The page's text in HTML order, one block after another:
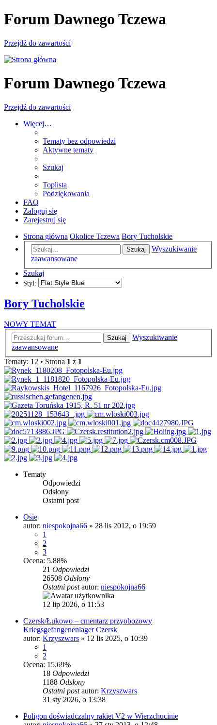
Forum Dawnego Tczewa
Przejdź do zawartości
Forum Dawnego Tczewa
Przejdź do zawartości
Więcej…
Tematy bez odpowiedzi
Aktywne tematy
Szukaj
Toplista
Podziękowania
FAQ
Zaloguj się
Zarejestruj się
Strona główna Okolice Tczewa Bory Tucholskie
Szukaj
Wyszukiwanie
zaawansowane
Szukaj
Styl:
Bory Tucholskie
NOWY TEMAT
Szukaj
Wyszukiwanie
zaawansowane
Tematy: 12 • Strona 1 z 1
Tematy
Odpowiedzi
Odsłony
Ostatni post
Osie
autor: niespokojna66 » 28 lis 2012, o 19:59
1
2
3
Ocena: 5.88%
21 Odpowiedzi
26508 Odsłony
Ostatni postautor: niespokojna66
12 lip 2026, o 11:53
Czersk/Łukowo – cmentarz przyobozowy
Kriegsgefangenenlager Czersk
autor: Krzyszwars » 12 lis 2025, o 10:39
1
2
Ocena: 15.69%
18 Odpowiedzi
1188 Odsłony
Ostatni postautor: Krzyszwars
31 sty 2026, o 13:38
Poligon doświadczalny rakiet V2 w Wierzchucinie